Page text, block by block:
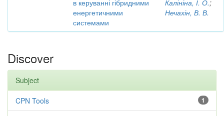
в керуванні гібридними
енергетичними
системами
Калініна, І. О.;
Нечахін, В. В.
Discover
Subject
1
CPN Tools